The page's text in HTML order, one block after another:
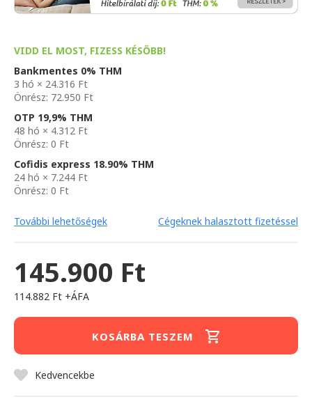
VIDD EL MOST, FIZESS KÉSŐBB!
Bankmentes 0% THM
3 hó × 24.316 Ft
Önrész: 72.950 Ft
OTP 19,9% THM
48 hó × 4.312 Ft
Önrész: 0 Ft
Cofidis express 18.90% THM
24 hó × 7.244 Ft
Önrész: 0 Ft
További lehetőségek Cégeknek halasztott fizetéssel
145.900 Ft
114.882 Ft +ÁFA
KOSÁRBA TESZEM
Kedvencekbe